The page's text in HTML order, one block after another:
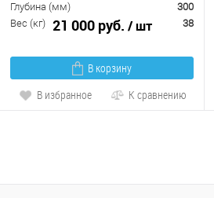
Глубина (мм)
300
Вес (кг)
38
21 000 руб. / шт
В корзину
В избранное
К сравнению